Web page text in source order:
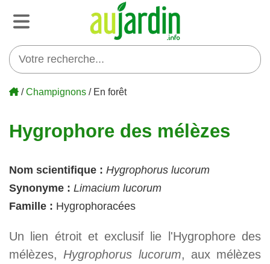
/Champignons / En forêt
Hygrophore des mélèzes
Nom scientifique : Hygrophorus lucorum
Synonyme : Limacium lucorum
Famille : Hygrophoracées
Un lien étroit et exclusif lie l'Hygrophore des
mélèzes, Hygrophorus lucorum, aux mélèzes